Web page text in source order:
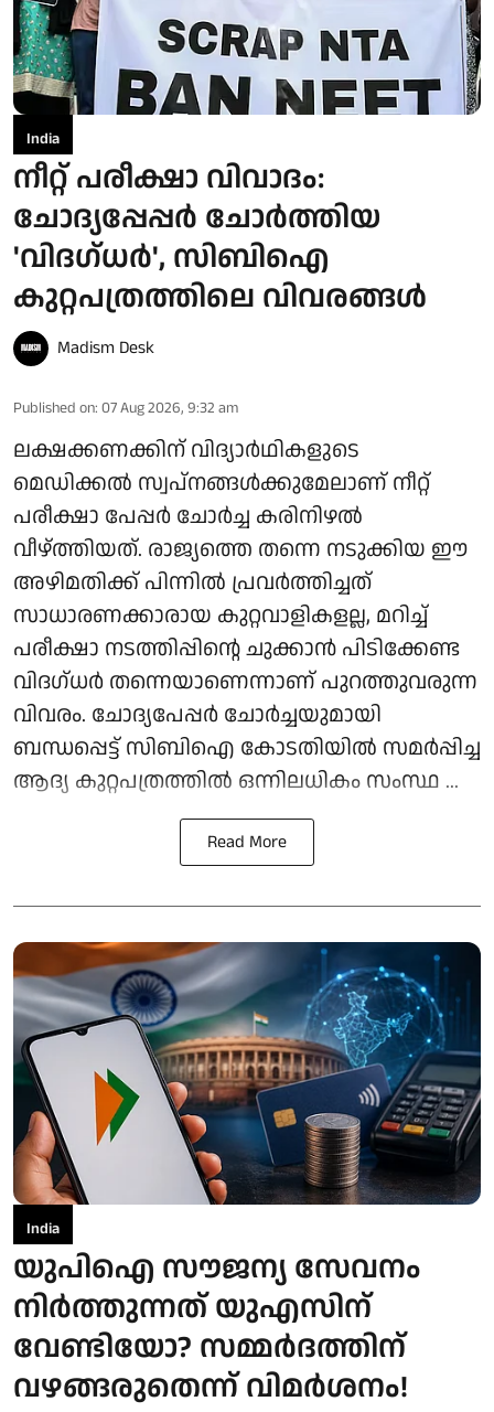
India
നീറ്റ് പരീക്ഷാ വിവാദം:
ചോദ്യപ്പേപ്പർ ചോർത്തിയ
'വിദഗ്ധർ', സിബിഐ
കുറ്റപത്രത്തിലെ വിവരങ്ങൾ
Madism Desk
Published on: 07 Aug 2026, 9:32 am
ലക്ഷക്കണക്കിന് വിദ്യാർഥികളുടെ
മെഡിക്കൽ സ്വപ്നങ്ങൾക്കുമേലാണ് നീറ്റ്
പരീക്ഷാ പേപ്പർ ചോർച്ച കരിനിഴൽ
വീഴ്ത്തിയത്. രാജ്യത്തെ തന്നെ നടുക്കിയ ഈ
അഴിമതിക്ക് പിന്നിൽ പ്രവർത്തിച്ചത്
സാധാരണക്കാരായ കുറ്റവാളികളല്ല, മറിച്ച്
പരീക്ഷാ നടത്തിപ്പിന്റെ ചുക്കാൻ പിടിക്കേണ്ട
വിദഗ്ധർ തന്നെയാണെന്നാണ് പുറത്തുവരുന്ന
വിവരം. ചോദ്യപേപ്പർ ചോർച്ചയുമായി
ബന്ധപ്പെട്ട് സിബിഐ കോടതിയിൽ സമർപ്പിച്ച
ആദ്യ കുറ്റപത്രത്തിൽ ഒന്നിലധികം സംസ്ഥ ...
Read More
India
യുപിഐ സൗജന്യ സേവനം
നിർത്തുന്നത് യുഎസിന്
വേണ്ടിയോ? സമ്മർദത്തിന്
വഴങ്ങരുതെന്ന് വിമർശനം!